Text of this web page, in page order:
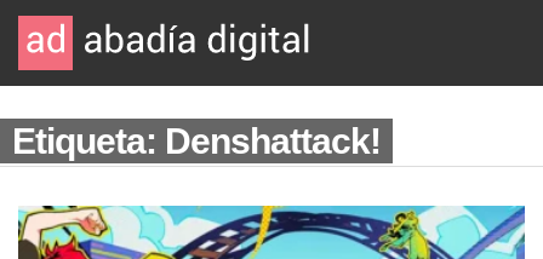
Etiqueta: Denshattack!